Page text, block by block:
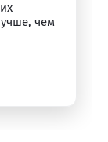
чем